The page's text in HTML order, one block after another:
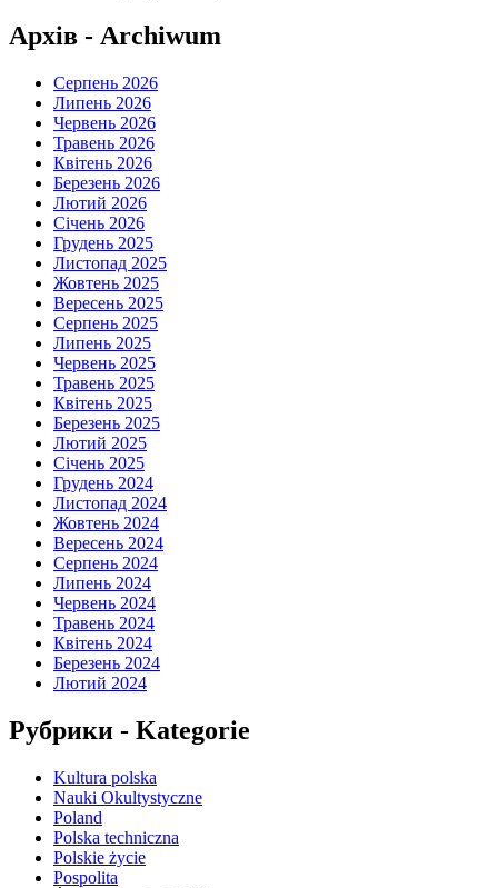
Архів - Archiwum
Серпень 2026
Липень 2026
Червень 2026
Травень 2026
Квітень 2026
Березень 2026
Лютий 2026
Січень 2026
Грудень 2025
Листопад 2025
Жовтень 2025
Вересень 2025
Серпень 2025
Липень 2025
Червень 2025
Травень 2025
Квітень 2025
Березень 2025
Лютий 2025
Січень 2025
Грудень 2024
Листопад 2024
Жовтень 2024
Вересень 2024
Серпень 2024
Липень 2024
Червень 2024
Травень 2024
Квітень 2024
Березень 2024
Лютий 2024
Рубрики - Kategorie
Kultura polska
Nauki Okultystyczne
Poland
Polska techniczna
Polskie życie
Pospolita